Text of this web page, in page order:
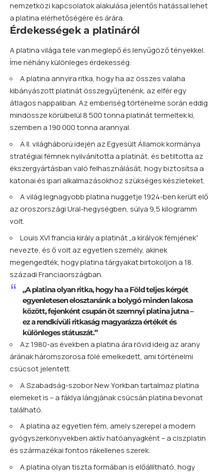
nemzetközi kapcsolatok alakulása jelentős hatással lehet
a platina elérhetőségére és árára.
Érdekességek a platináról
A platina világa tele van meglepő és lenyűgöző tényekkel.
Íme néhány különleges érdekesség:
A platina annyira ritka, hogy ha az összes valaha
kibányászott platinát összegyűjtenénk, az elfér egy
átlagos nappaliban. Az emberiség történelme során eddig
mindössze körülbelül 8 500 tonna platinát termeltek ki,
szemben a 190 000 tonna arannyal.
A II. világháború idején az Egyesült Államok kormánya
stratégiai fémnek nyilvánította a platinát, és betiltotta az
ékszergyártásban való felhasználását, hogy biztosítsa a
katonai és ipari alkalmazásokhoz szükséges készleteket.
A világ legnagyobb platina nuggetje 1924-ben került elő
az oroszországi Ural-hegységben, súlya 9,5 kilogramm
volt.
Louis XVI francia király a platinát „a királyok fémjének”
nevezte, és ő volt az egyetlen személy, akinek
megengedték, hogy platina tárgyakat birtokoljon a 18.
századi Franciaországban.
„A platina olyan ritka, hogy ha a Föld teljes kérgét
egyenletesen elosztanánk a bolygó minden lakosa
között, fejenként csupán öt szemnyi platina jutna –
ez a rendkívüli ritkaság magyarázza értékét és
különleges státuszát.”
Az 1980-as években a platina ára rövid ideig az arany
árának háromszorosa fölé emelkedett, ami történelmi
csúcsot jelentett.
A Szabadság-szobor New Yorkban tartalmaz platina
elemeket is – a fáklya lángjának csúcsán platina bevonat
található.
A platina az egyetlen fém, amely szerepel a modern
gyógyszerkönyvekben aktív hatóanyagként – a ciszplatin
és származékai fontos rákellenes szerek.
A platina olyan tiszta formában is előállítható, hogy